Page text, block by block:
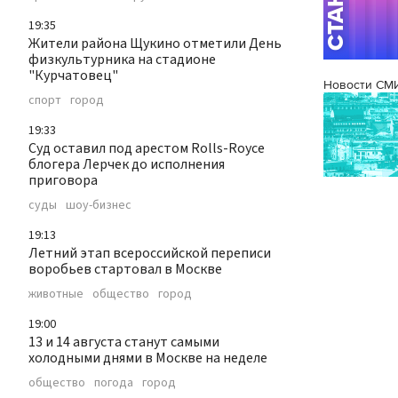
19:35
Жители района Щукино отметили День
физкультурника на стадионе
"Курчатовец"
спорт город
19:33
Суд оставил под арестом Rolls-Royce
блогера Лерчек до исполнения
приговора
суды шоу-бизнес
19:13
Летний этап всероссийской переписи
воробьев стартовал в Москве
животные общество город
19:00
13 и 14 августа станут самыми
холодными днями в Москве на неделе
общество погода город
Новости